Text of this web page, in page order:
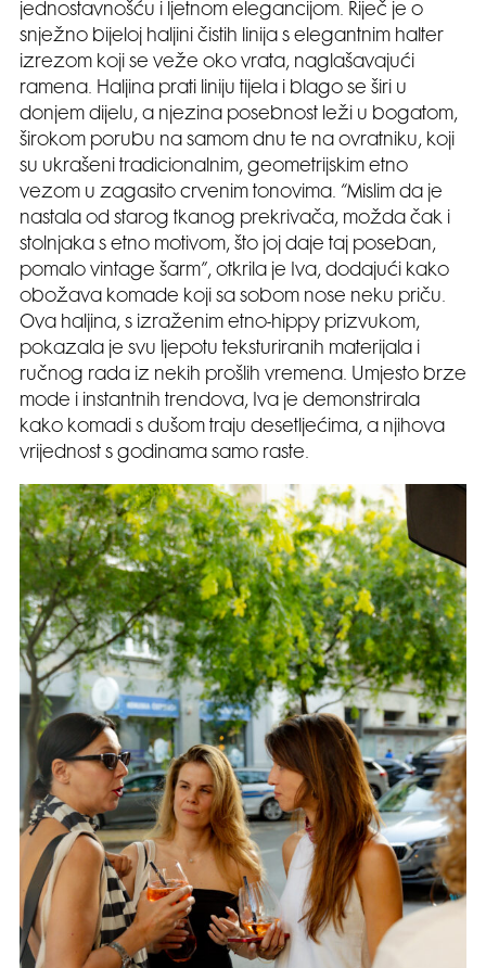
jednostavnošću i ljetnom elegancijom. Riječ je o
snježno bijeloj haljini čistih linija s elegantnim halter
izrezom koji se veže oko vrata, naglašavajući
ramena. Haljina prati liniju tijela i blago se širi u
donjem dijelu, a njezina posebnost leži u bogatom,
širokom porubu na samom dnu te na ovratniku, koji
su ukrašeni tradicionalnim, geometrijskim etno
vezom u zagasito crvenim tonovima. “Mislim da je
nastala od starog tkanog prekrivača, možda čak i
stolnjaka s etno motivom, što joj daje taj poseban,
pomalo vintage šarm”, otkrila je Iva, dodajući kako
obožava komade koji sa sobom nose neku priču.
Ova haljina, s izraženim etno-hippy prizvukom,
pokazala je svu ljepotu teksturiranih materijala i
ručnog rada iz nekih prošlih vremena. Umjesto brze
mode i instantnih trendova, Iva je demonstrirala
kako komadi s dušom traju desetljećima, a njihova
vrijednost s godinama samo raste.